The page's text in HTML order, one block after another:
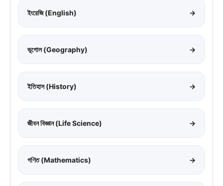
ইংরেজি (English) →
ভূগোল (Geography) →
ইতিহাস (History) →
জীবন বিজ্ঞান (Life Science) →
গণিত (Mathematics) →